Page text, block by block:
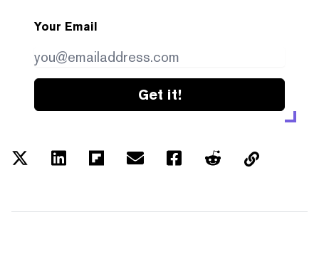
Your Email
Get it!